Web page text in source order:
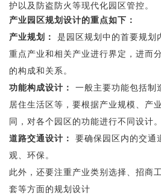
护以及防盗防火等现代化园区管控。
产业园区规划设计的重点如下：
产业规划： 是园区规划中的首要规划
重点产业和相关产业进行界定，进而
的构成和关系。
功能构成设计： 一般主要功能包括制
居住生活区等，要根据产业规模、产
同，对各个园区的功能进行不同设计。
道路交通设计： 要确保园区内的交通
观、环保。
此外，还要注重产业类别选择、招商
套等方面的规划设计